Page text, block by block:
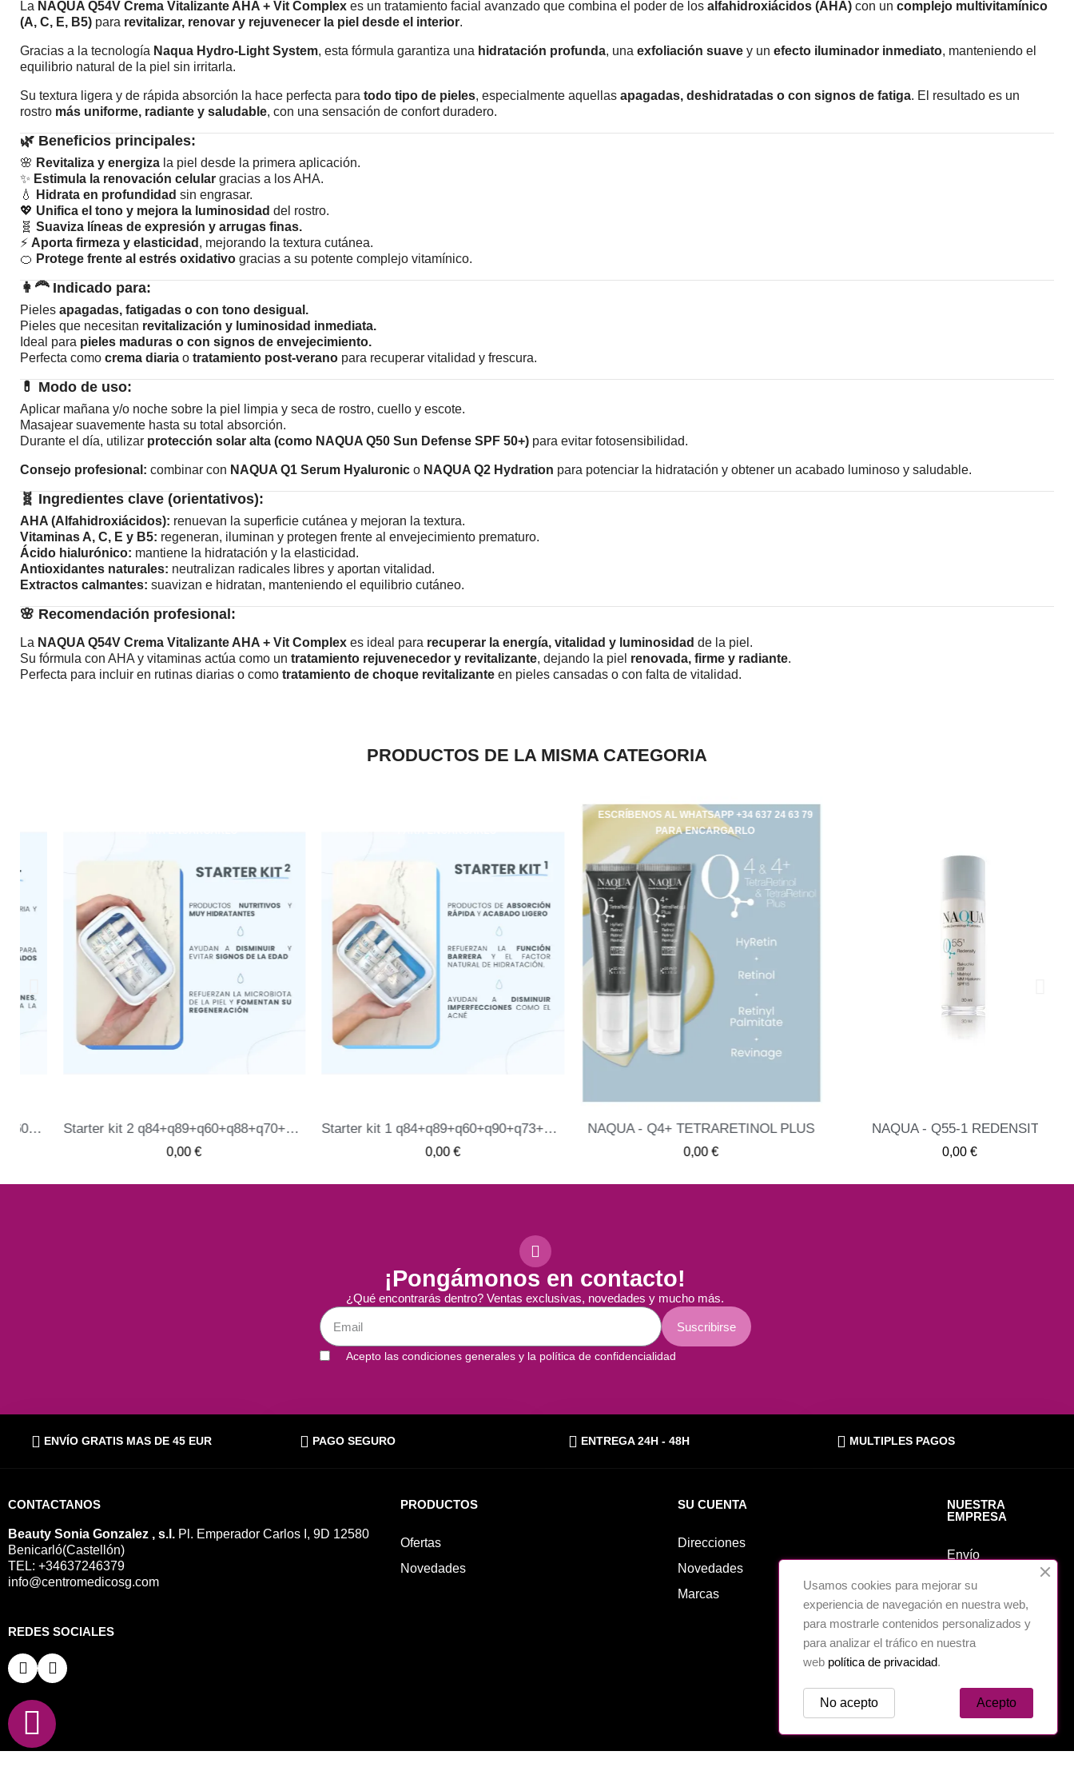
La NAQUA Q54V Crema Vitalizante AHA + Vit Complex es un tratamiento facial avanzado que combina el poder de los alfahidroxiácidos (AHA) con un complejo multivitamínico
(A, C, E, B5) para revitalizar, renovar y rejuvenecer la piel desde el interior.
Gracias a la tecnología Naqua Hydro-Light System, esta fórmula garantiza una hidratación profunda, una exfoliación suave y un efecto iluminador inmediato, manteniendo el
equilibrio natural de la piel sin irritarla.
Su textura ligera y de rápida absorción la hace perfecta para todo tipo de pieles, especialmente aquellas apagadas, deshidratadas o con signos de fatiga. El resultado es un
rostro más uniforme, radiante y saludable, con una sensación de confort duradero.
🌿 Beneficios principales:
🌸 Revitaliza y energiza la piel desde la primera aplicación.
✨ Estimula la renovación celular gracias a los AHA.
💧
Hidrata en profundidad sin engrasar.
💖 Unifica el tono y mejora la luminosidad del rostro.
🧬 Suaviza líneas de expresión y arrugas finas.
⚡ Aporta firmeza y elasticidad , mejorando la textura cutánea.
🍊 Protege frente al estrés oxidativo gracias a su potente complejo vitamínico.
👩‍🦰 Indicado para:
Pieles apagadas, fatigadas o con tono desigual.
Pieles que necesitan revitalización y luminosidad inmediata.
Ideal para pieles maduras o con signos de envejecimiento.
Perfecta como crema diaria o tratamiento post-verano para recuperar vitalidad y frescura.
💊 Modo de uso:
Aplicar mañana y/o noche sobre la piel limpia y seca de rostro, cuello y escote.
Masajear suavemente hasta su total absorción.
Durante el día, utilizar protección solar alta (como NAQUA Q50 Sun Defense SPF 50+) para evitar fotosensibilidad.
Consejo profesional: combinar con NAQUA Q1 Serum Hyaluronic o NAQUA Q2 Hydration para potenciar la hidratación y obtener un acabado luminoso y saludable.
🧬 Ingredientes clave (orientativos):
AHA (Alfahidroxiácidos): renuevan la superficie cutánea y mejoran la textura.
Vitaminas A, C, E y B5: regeneran, iluminan y protegen frente al envejecimiento prematuro.
Ácido hialurónico: mantiene la hidratación y la elasticidad.
Antioxidantes naturales: neutralizan radicales libres y aportan vitalidad.
Extractos calmantes: suavizan e hidratan, manteniendo el equilibrio cutáneo.
🌸 Recomendación profesional:
La NAQUA Q54V Crema Vitalizante AHA + Vit Complex es ideal para recuperar la energía, vitalidad y luminosidad de la piel.
Su fórmula con AHA y vitaminas actúa como un tratamiento rejuvenecedor y revitalizante, dejando la piel renovada, firme y radiante.
Perfecta para incluir en rutinas diarias o como tratamiento de choque revitalizante en pieles cansadas o con falta de vitalidad.
PRODUCTOS DE LA MISMA CATEGORIA
ME INTERESA Starter kit 2 q84+q89+q60+q88+q70+q73+q54v+q50 - naqua ME INTERESA Starter kit 1 q84+q89+q60+q90+q73+q54+q92+q50 - naqua ME INTERESA
ESCRÍBENOS AL WHATSAPP +34 637 24 63 79
PARA ENCARGARLO
NAQUA - Q4+ TETRARETINOL PLUS ME INTERESA
NAQUA - Q55-1 REDENSITY
¡Pongámonos en contacto!
¿Qué encontrarás dentro? Ventas exclusivas, novedades y mucho más.
Suscribirse
Acepto las condiciones generales y la política de confidencialidad
ENVÍO GRATIS MAS DE 45 EUR PAGO SEGURO ENTREGA 24H - 48H MULTIPLES PAGOS
CONTACTANOS
Beauty Sonia Gonzalez , s.l. Pl. Emperador Carlos I, 9D 12580
Benicarló(Castellón)
TEL: +34637246379
info@centromedicosg.com
REDES SOCIALES
PRODUCTOS
Ofertas
Novedades
SU CUENTA
Direcciones
Novedades
Marcas
NUESTRA
EMPRESA
Envío
Aviso legal
Sobre nosotros
Cookies
Contáctenos
Usamos cookies para mejorar su
experiencia de navegación en nuestra web,
para mostrarle contenidos personalizados y
para analizar el tráfico en nuestra
web política de privacidad.
Acepto
No acepto